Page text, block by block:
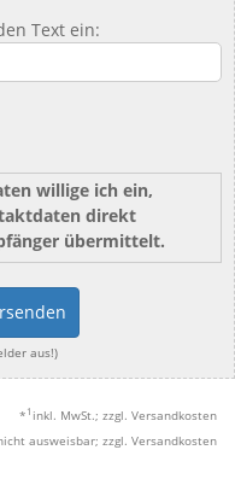
Text ein:
willige ich ein,
direkt
übermittelt.
aus!)
* 1 inkl. MwSt.; zzgl. Versandkosten
ausweisbar; zzgl. Versandkosten